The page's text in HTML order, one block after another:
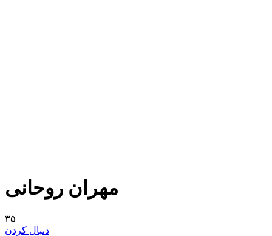
مهران روحانی
۳۵
دنبال کردن